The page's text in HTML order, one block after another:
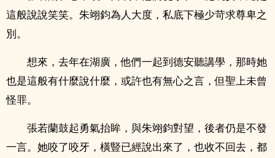
這般說說笑笑。朱翊鈞為人大度，私底下極少苛求尊卑之
別。
想來，去年在湖廣，他們一起到德安聽講學，那時她
也是這般有什麼說什麼，或許也有無心之言，但聖上未曾
怪罪。
張若蘭鼓起勇氣抬眸，與朱翊鈞對望，後者仍是不發
一言。她咬了咬牙，橫豎已經說出來了，也收不回去，都